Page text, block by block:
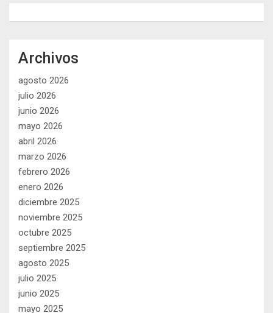
Archivos
agosto 2026
julio 2026
junio 2026
mayo 2026
abril 2026
marzo 2026
febrero 2026
enero 2026
diciembre 2025
noviembre 2025
octubre 2025
septiembre 2025
agosto 2025
julio 2025
junio 2025
mayo 2025